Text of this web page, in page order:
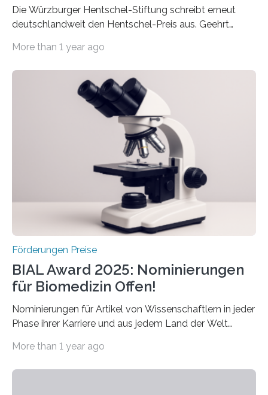
Die Würzburger Hentschel-Stiftung schreibt erneut
deutschlandweit den Hentschel-Preis aus. Geehrt
hochrangige wissenschaftliche Publikation zum Thema
Schlaganfall“ mit Sitz in Würzburg fördert die
Schlaganfallforschung, um die Behandlung der
Betroffenen zu verbessern. Dazu schreibt sie auch in
diesem Jahr wieder deutschlandweit den Hentschel-
Preis aus. Er richtet sich gezielt an jüngere
Forscherinnen und Forscher unter 40 Jahren. Geehrt
werden soll eine herausragende Doktorarbeit oder eine
hochrangige wissenschaftliche Publikation zum Thema
More than 1 year ago
Förderungen Preise
BIAL Award 2025: Nominierungen
für Biomedizin Offen!
Nominierungen für Artikel von Wissenschaftlern in jeder
Phase ihrer Karriere und aus jedem Land der Welt
Leben gerufen, um die bemerkenswertesten
More than 1 year ago